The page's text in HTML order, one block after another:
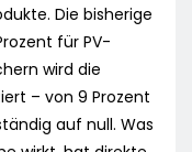
Die bisherige
für PV-
wird die
– von 9 Prozent
auf null. Was